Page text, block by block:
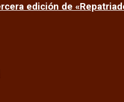
edición de